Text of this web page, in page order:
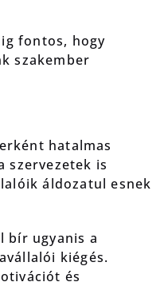
fontos, hogy
szakember
hatalmas
szervezetek is
áldozatul esnek
bír ugyanis a
kiégés.
és